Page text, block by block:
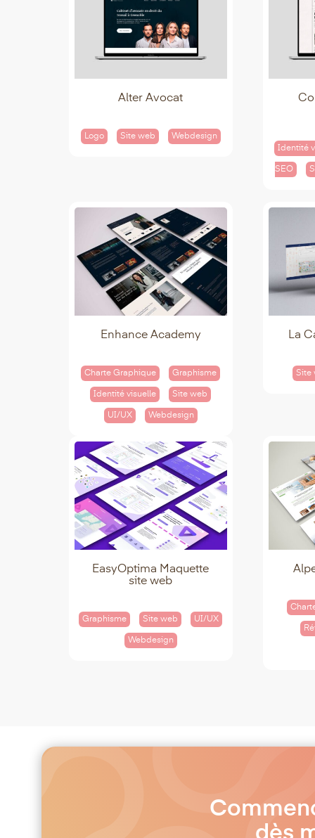
Alter Avocat
Logo Site web Webdesign
Identité
SEO
Enhance Academy
Charte Graphique Graphisme
Identité visuelle Site web
UI/UX Webdesign
La
Site
EasyOptima Maquette
site web
Graphisme Site web UI/UX
Webdesign